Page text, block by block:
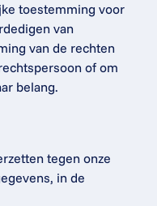
toestemming voor
van
van de rechten
of om
belang.
tegen onze
in de